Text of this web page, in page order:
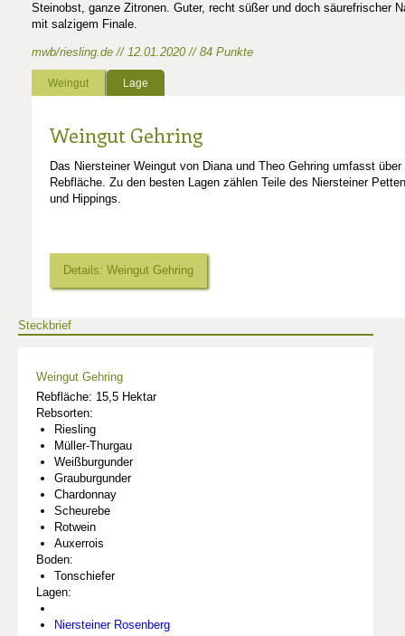
Steinobst, ganze Zitronen. Guter, recht süßer und doch säurefrischer
mit salzigem Finale.
mwb/riesling.de // 12.01.2020 // 84 Punkte
Weingut Lage
Weingut Gehring
Das Niersteiner Weingut von Diana und Theo Gehring umfasst über
Rebfläche. Zu den besten Lagen zählen Teile des Niersteiner
und Hippings.
Details: Weingut Gehring
Steckbrief
Weingut Gehring
Rebfläche: 15,5 Hektar
Rebsorten:
Riesling
Müller-Thurgau
Weißburgunder
Grauburgunder
Chardonnay
Scheurebe
Rotwein
Auxerrois
Boden:
Tonschiefer
Lagen:
Niersteiner Rosenberg